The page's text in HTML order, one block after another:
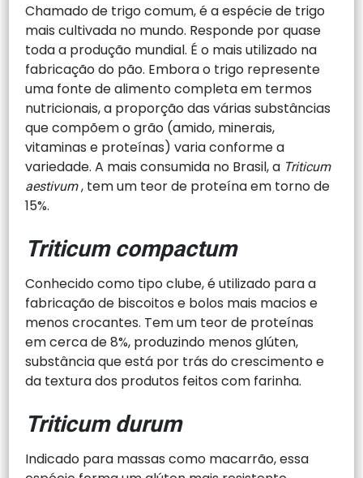
Chamado de trigo comum, é a espécie de trigo
mais cultivada no mundo. Responde por quase
toda a produção mundial. É o mais utilizado na
fabricação do pão. Embora o trigo represente
uma fonte de alimento completa em termos
nutricionais, a proporção das várias substâncias
que compõem o grão (amido, minerais,
vitaminas e proteínas) varia conforme a
variedade. A mais consumida no Brasil, a Triticum
aestivum, tem um teor de proteína em torno de
15%.
Triticum compactum
Conhecido como tipo clube, é utilizado para a
fabricação de biscoitos e bolos mais macios e
menos crocantes. Tem um teor de proteínas
em cerca de 8%, produzindo menos glúten,
substância que está por trás do crescimento e
da textura dos produtos feitos com farinha.
Triticum durum
Indicado para massas como macarrão, essa